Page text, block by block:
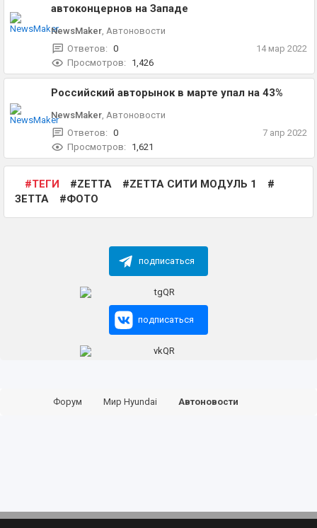
автоконцернов на Западе
NewsMaker, Автоновости
Ответов: 0
Просмотров:
1,426
14 мар 2022
Российский авторынок в марте упал на 43%
NewsMaker, Автоновости
Ответов: 0
Просмотров:
1,621
7 апр 2022
ТЕГИ ZETTA
ZETTA СИТИ МОДУЛЬ 1
ЗЕТТА
ФОТО
подписаться
подписаться
Форум Мир Hyundai Автоновости